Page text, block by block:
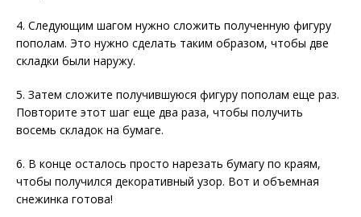
4. Следующим шагом нужно сложить полученную фигуру
пополам. Это нужно сделать таким образом, чтобы две
складки были наружу.
5. Затем сложите получившуюся фигуру пополам еще раз.
Повторите этот шаг еще два раза, чтобы получить
восемь складок на бумаге.
6. В конце осталось просто нарезать бумагу по краям,
чтобы получился декоративный узор. Вот и объемная
снежинка готова!